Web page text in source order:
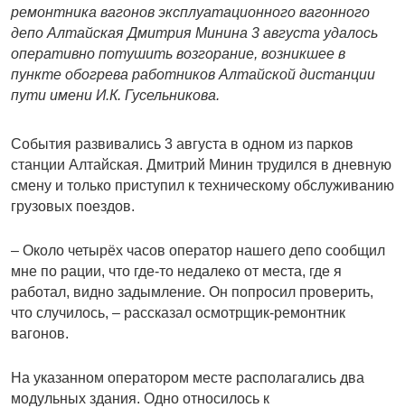
ремонтника вагонов эксплуатационного вагонного
депо Алтайская Дмитрия Минина 3 августа удалось
оперативно потушить возгорание, возникшее в
пункте обогрева работников Алтайской дистанции
пути имени И.К. Гусельникова.
События развивались 3 августа в одном из парков
станции Алтайская. Дмитрий Минин трудился в дневную
смену и только приступил к техническому обслуживанию
грузовых поездов.
– Около четырёх часов оператор нашего депо сообщил
мне по рации, что где-то недалеко от места, где я
работал, видно задымление. Он попросил проверить,
что случилось, – рассказал осмотрщик-ремонтник
вагонов.
На указанном оператором месте располагались два
модульных здания. Одно относилось к